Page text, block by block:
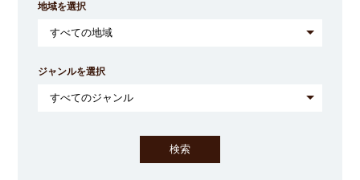
地域を選択
ジャンルを選択